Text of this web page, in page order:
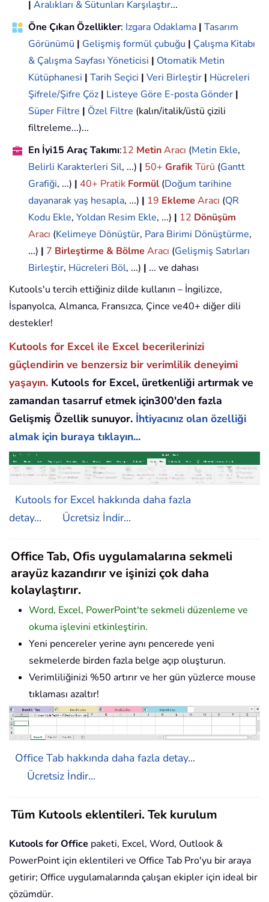
| Aralıkları & Sütunları Karşılaştır...
Öne Çıkan Özellikler: Izgara Odaklama | Tasarım
Görünümü | Gelişmiş formül çubuğu | Çalışma Kitabı
& Çalışma Sayfası Yöneticisi | Otomatik Metin
Kütüphanesi | Tarih Seçici | Veri Birleştir | Hücreleri
Şifrele/Şifre Çöz | Listeye Göre E-posta Gönder |
Süper Filtre | Özel Filtre (kalın/italik/üstü çizili
filtreleme...)...
En İyi15 Araç Takımı:12 MetinAracı (Metin Ekle,
Belirli Karakterleri Sil, ...) | 50+ GrafikTürü (Gantt
Grafiği, ...) | 40+ Pratik Formül (Doğum tarihine
dayanarak yaş hesapla, ...) | 19 Ekleme Aracı (QR
Kodu Ekle, Yoldan Resim Ekle, ...) | 12 Dönüşüm
Aracı (Kelimeye Dönüştür, Para Birimi Dönüştürme,
...) | 7 Birleştirme & Bölme Aracı (Gelişmiş Satırları
Birleştir, Hücreleri Böl, ...) | ... ve dahası
Kutools'u tercih ettiğiniz dilde kullanın – İngilizce,
İspanyolca, Almanca, Fransızca, Çince ve40+ diğer dili
destekler!
Kutools for Excel ile Excel becerilerinizi
güçlendirin ve benzersiz bir verimlilik deneyimi
yaşayın. Kutools for Excel, üretkenliği artırmak ve
zamandan tasarruf etmek için300'den fazla
Gelişmiş Özellik sunuyor. İhtiyacınız olan özelliği
almak için buraya tıklayın...
Kutools for Excel hakkında daha fazla
detay...
Ücretsiz İndir...
Office Tab, Ofis uygulamalarına sekmeli
arayüz kazandırır ve işinizi çok daha
kolaylaştırır.
Word, Excel, PowerPoint'te sekmeli düzenleme ve
okuma işlevini etkinleştirin.
Yeni pencereler yerine aynı pencerede yeni
sekmelerde birden fazla belge açıp oluşturun.
Verimliliğinizi %50 artırır ve her gün yüzlerce mouse
tıklaması azaltır!
Office Tab hakkında daha fazla detay...
Ücretsiz İndir...
Tüm Kutools eklentileri. Tek kurulum
Kutools for Office paketi, Excel, Word, Outlook &
PowerPoint için eklentileri ve Office Tab Pro'yu bir araya
getirir; Office uygulamalarında çalışan ekipler için ideal bir
çözümdür.